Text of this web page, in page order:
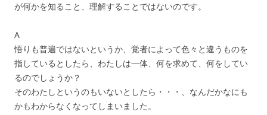
が何かを知ること、理解することではないのです。
A
悟りも普遍ではないというか、覚者によって色々と違うものを
指しているとしたら、わたしは一体、何を求めて、何をしてい
るのでしょうか？
そのわたしというのもいないとしたら・・・、なんだかなにも
かもわからなくなってしまいました。